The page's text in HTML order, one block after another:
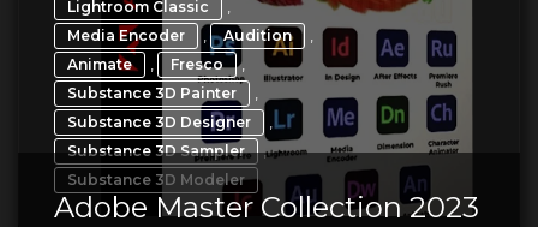
Lightroom Classic ,
Media Encoder , Audition ,
Animate , Fresco ,
Substance 3D Painter ,
Substance 3D Designer ,
Substance 3D Sampler ,
Substance 3D Modeler
Adobe Master Collection 2023